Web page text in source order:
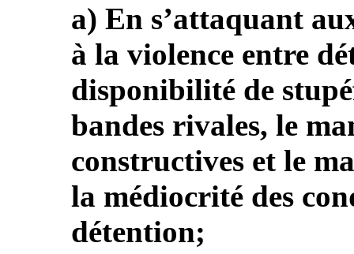
a) En s’attaquant
à la violence entre
disponibilité de
bandes rivales, le
constructives et le
la médiocrité des
détention;